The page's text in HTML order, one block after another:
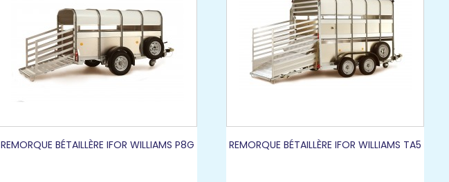
REMORQUE BÉTAILLÈRE IFOR WILLIAMS P8G REMORQUE BÉTAILLÈRE IFOR WILLIAMS TA5